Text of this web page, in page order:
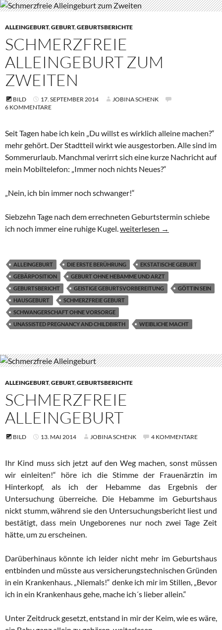
ALLEINGEBURT,GEBURT,GEBURTSBERICHTE
SCHMERZFREIE
ALLEINGEBURT ZUM
ZWEITEN
BILD 17. SEPTEMBER 2014
JOBINA SCHENK
6 KOMMENTARE
Seit Tagen habe ich kein „Du willst es wirklich alleine machen?“
mehr gehört. Der Stadtteil wirkt wie ausgestorben. Alle sind im
Sommerurlaub. Manchmal verirrt sich eine kurze Nachricht auf
mein Mobiltelefon: „Immer noch nichts Neues?“
„Nein, ich bin immer noch schwanger!“
Siebzehn Tage nach dem errechneten Geburtstermin schiebe
ich noch immer eine ruhige Kugel. Schmerzfreie Alleingeburt
weiterlesen →
ALLEINGEBURT DIE ERSTE BERÜHRUNG
EKSTATISCHE GEBURT
GEBÄRPOSITION
GEBURT OHNE HEBAMME UND ARZT
GEBURTSBERICHT
GEISTIGE GEBURTSVORBEREITUNG
GÖTTIN SEIN
HAUSGEBURT
SCHMERZFREIE GEBURT
SCHWANGERSCHAFT OHNE VORSORGE
UNASSISTED PREGNANCY AND CHILDBIRTH
WEIBLICHE MACHT
ALLEINGEBURT,GEBURT,GEBURTSBERICHTE
SCHMERZFREIE
ALLEINGEBURT
BILD 13. MAI 2014 JOBINA SCHENK 4 KOMMENTARE
Ihr Kind muss sich jetzt auf den Weg machen, sonst müssen
wir einleiten!“ höre ich die Stimme der Frauenärztin im
Hinterkopf, als ich der Hebamme das Ergebnis der
Untersuchung überreiche. Die Hebamme im Geburtshaus
nickt stumm, während sie den Untersuchungsbericht liest und
bestätigt, dass mein Ungeborenes nur noch zwei Tage Zeit
hätte, um zu erscheinen.
Darüberhinaus könnte ich leider nicht mehr im Geburtshaus
entbinden und müsste aus versicherungstechnischen Gründen
in ein Krankenhaus. „Niemals!“ denke ich mir im Stillen, „Bevor
ich in ein Krankenhaus gehe, mache ich´s lieber allein.“
Unter Zeitdruck gesetzt, entstand in mir der Keim, wie es wäre,